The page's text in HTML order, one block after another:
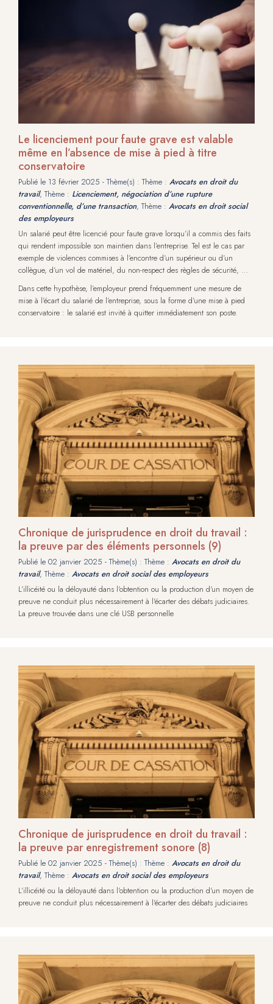
Le licenciement pour faute grave est valable
même en l’absence de mise à pied à titre
conservatoire
Publié le 13 février 2025 - Thème(s) : Thème : Avocats en droit du
travail, Thème : Licenciement, négociation d’une rupture
conventionnelle, d’une transaction, Thème : Avocats en droit social
des employeurs
Un salarié peut être licencié pour faute grave lorsqu’il a commis des faits
qui rendent impossible son maintien dans l’entreprise. Tel est le cas par
exemple de violences commises à l’encontre d’un supérieur ou d’un
collègue, d’un vol de matériel, du non-respect des règles de sécurité, …
Dans cette hypothèse, l’employeur prend fréquemment une mesure de
mise à l’écart du salarié de l’entreprise, sous la forme d’une mise à pied
conservatoire : le salarié est invité à quitter immédiatement son poste.
Chronique de jurisprudence en droit du travail :
la preuve par des éléments personnels (9)
Publié le 02 janvier 2025 - Thème(s) : Thème : Avocats en droit du
travail, Thème : Avocats en droit social des employeurs
L’illicéité ou la déloyauté dans l'obtention ou la production d'un moyen de
preuve ne conduit plus nécessairement à l'écarter des débats judiciaires.
La preuve trouvée dans une clé USB personnelle
Chronique de jurisprudence en droit du travail :
la preuve par enregistrement sonore (8)
Publié le 02 janvier 2025 - Thème(s) : Thème : Avocats en droit du
travail, Thème : Avocats en droit social des employeurs
L’illicéité ou la déloyauté dans l'obtention ou la production d'un moyen de
preuve ne conduit plus nécessairement à l'écarter des débats judiciaires